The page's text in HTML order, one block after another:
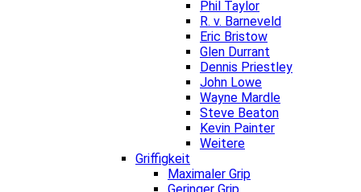
Phil Taylor
R. v. Barneveld
Eric Bristow
Glen Durrant
Dennis Priestley
John Lowe
Wayne Mardle
Steve Beaton
Kevin Painter
Weitere
Griffigkeit
Maximaler Grip